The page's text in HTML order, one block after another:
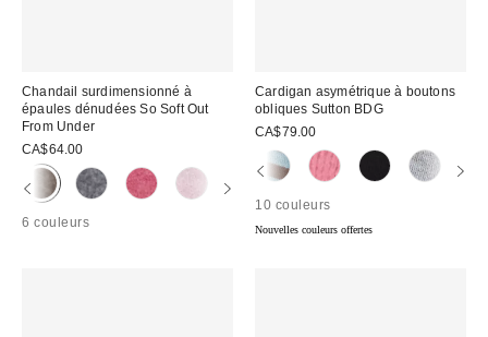
Chandail surdimensionné à
épaules dénudées So Soft Out
From Under
CA$64.00
6 couleurs
Cardigan asymétrique à boutons
obliques Sutton BDG
CA$79.00
10 couleurs
Nouvelles couleurs offertes